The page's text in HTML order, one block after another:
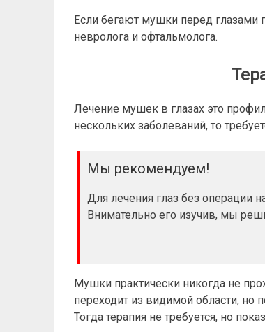
Если бегают мушки перед глазами
невролога и офтальмолога.
Лечение мушек в глазах это
нескольких заболеваний, то
Мы рекомендуем!
Для лечения глаз без операции
Внимательно его изучив, мы
Мушки практически никогда не
переходит из видимой области, но
Тогда терапия не требуется, но